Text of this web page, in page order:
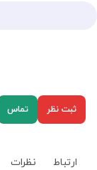
ثبت نظر تماس
ارتباط نظرات